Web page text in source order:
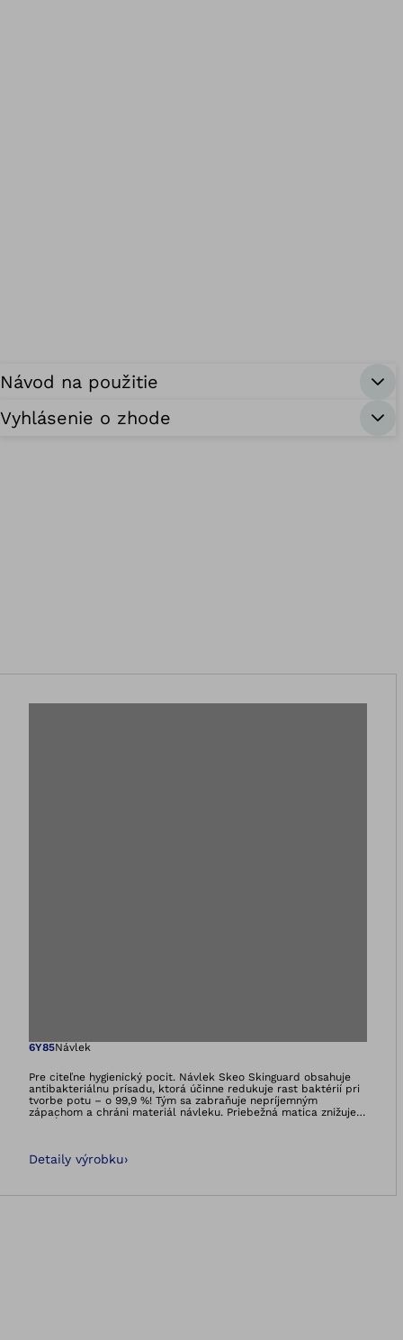
Návod na použitie
Vyhlásenie o zhode
Otvorí obrázok v
6Y85Návlek
Pre citeľne hygienický pocit. Návlek Skeo Skinguard obsahuje
antibakteriálnu prísadu, ktorá účinne redukuje rast baktérií pri
tvorbe potu – o 99,9 %! Tým sa zabraňuje nepríjemným
zápachom a chráni materiál návleku. Priebežná matica znižuje
Detaily výrobku›